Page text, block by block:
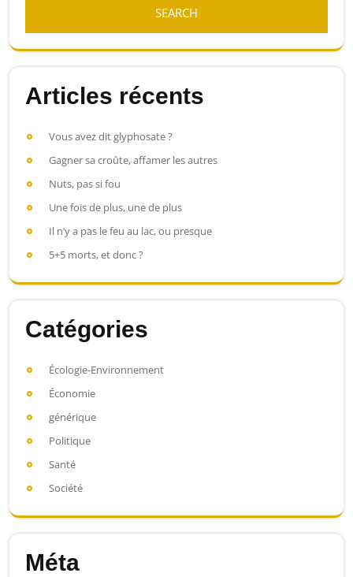
Articles récents
Vous avez dit glyphosate ?
Gagner sa croûte, affamer les autres
Nuts, pas si fou
Une fois de plus, une de plus
Il n’y a pas le feu au lac, ou presque
5+5 morts, et donc ?
Catégories
Écologie-Environnement
Économie
générique
Politique
Santé
Société
Méta